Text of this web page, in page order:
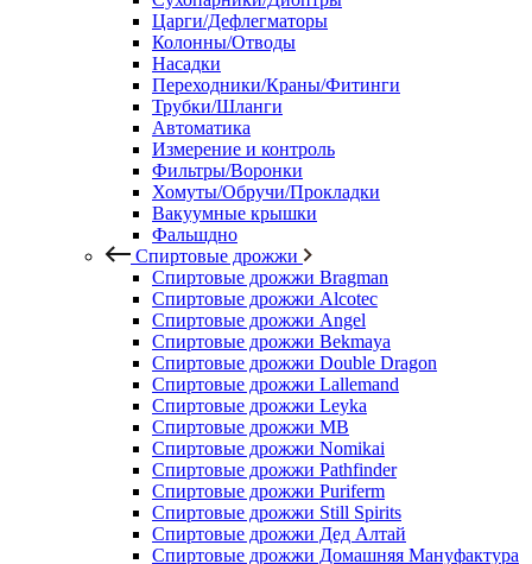
Царги/Дефлегматоры
Колонны/Отводы
Насадки
Переходники/Краны/Фитинги
Трубки/Шланги
Автоматика
Измерение и контроль
Фильтры/Воронки
Хомуты/Обручи/Прокладки
Вакуумные крышки
Фальшдно
Спиртовые дрожжи
Спиртовые дрожжи Bragman
Спиртовые дрожжи Alcotec
Спиртовые дрожжи Angel
Спиртовые дрожжи Bekmaya
Спиртовые дрожжи Double Dragon
Спиртовые дрожжи Lallemand
Спиртовые дрожжи Leyka
Спиртовые дрожжи MB
Спиртовые дрожжи Nomikai
Спиртовые дрожжи Pathfinder
Спиртовые дрожжи Puriferm
Спиртовые дрожжи Still Spirits
Спиртовые дрожжи Дед Алтай
Спиртовые дрожжи Домашняя Мануфактура